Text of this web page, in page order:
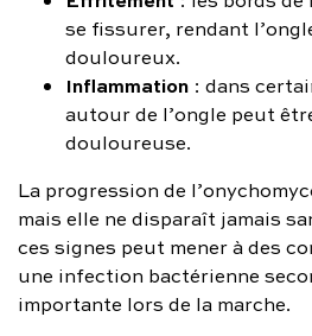
se fissurer, rendant
douloureux.
Inflammation : dans
autour de l’ongle peut
douloureuse.
La progression de
mais elle ne disparaît jamais
ces signes peut mener à des
une infection bactérienne
importante lors de la marche.